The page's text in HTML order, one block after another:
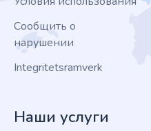
Сообщить о
нарушении
Integritetsramverk
Наши услуги